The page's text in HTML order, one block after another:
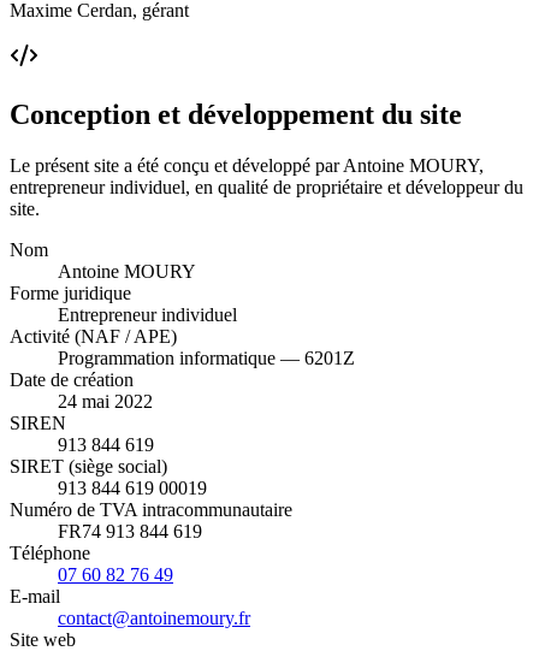
Maxime Cerdan, gérant
Conception et développement du site
Le présent site a été conçu et développé par Antoine MOURY,
entrepreneur individuel, en qualité de propriétaire et développeur du
site.
Nom
Antoine MOURY
Forme juridique
Entrepreneur individuel
Activité (NAF / APE)
Programmation informatique — 6201Z
Date de création
24 mai 2022
SIREN
913 844 619
SIRET (siège social)
913 844 619 00019
Numéro de TVA intracommunautaire
FR74 913 844 619
Téléphone
07 60 82 76 49
E-mail
contact@antoinemoury.fr
Site web